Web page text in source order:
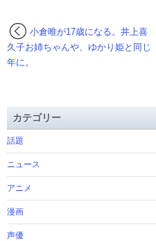
小倉唯が17歳になる。井上喜
久子お姉ちゃんや、ゆかり姫と同じ
年に。
カテゴリー
話題
ニュース
アニメ
漫画
声優